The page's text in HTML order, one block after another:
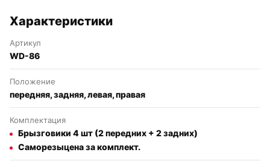
Характеристики
Артикул
WD-86
Положение
передняя, задняя, левая, правая
Комплектация
Брызговики 4 шт (2 передних + 2 задних)
Саморезыцена за комплект.